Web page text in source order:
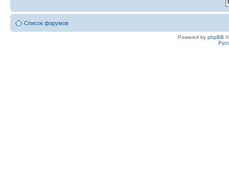
Список форумов
Powered by phpBB